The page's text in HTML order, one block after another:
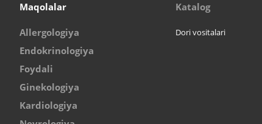
Maqolalar
Allergologiya
Endokrinologiya
Foydali
Ginekologiya
Kardiologiya
Katalog
Dori vositalari